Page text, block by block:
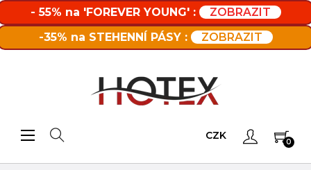
- 55% na 'FOREVER YOUNG' :
ZOBRAZIT
-35% na STEHENNÍ PÁSY :
ZOBRAZIT
Toggle navigation
☰ CZK
0